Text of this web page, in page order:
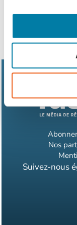
Nos
Suivez-nous